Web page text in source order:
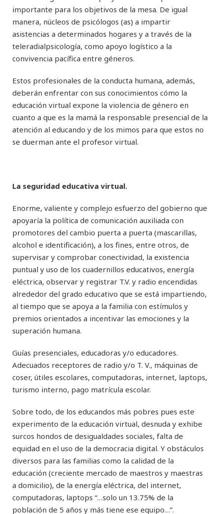
importante para los objetivos de la mesa. De igual
manera, núcleos de psicólogos (as) a impartir
asistencias a determinados hogares y a través de la
teleradialpsicología, como apoyo logístico a la
convivencia pacífica entre géneros.
Estos profesionales de la conducta humana, además,
deberán enfrentar con sus conocimientos cómo la
educación virtual expone la violencia de género en
cuanto a que es la mamá la responsable presencial de la
atención al educando y de los mimos para que estos no
se duerman ante el profesor virtual.
La seguridad educativa virtual.
Enorme, valiente y complejo esfuerzo del gobierno que
apoyaría la política de comunicación auxiliada con
promotores del cambio puerta a puerta (mascarillas,
alcohol e identificación), a los fines, entre otros, de
supervisar y comprobar conectividad, la existencia
puntual y uso de los cuadernillos educativos, energía
eléctrica, observar y registrar T.V. y radio encendidas
alrededor del grado educativo que se está impartiendo,
al tiempo que se apoya a la familia con estímulos y
premios orientados a incentivar las emociones y la
superación humana.
Guías presenciales, educadoras y/o educadores.
Adecuados receptores de radio y/o T. V., máquinas de
coser, útiles escolares, computadoras, internet, laptops,
turismo interno, pago matrícula escolar.
Sobre todo, de los educandos más pobres pues este
experimento de la educación virtual, desnuda y exhibe
surcos hondos de desigualdades sociales, falta de
equidad en el uso de la democracia digital. Y obstáculos
diversos para las familias como la calidad de la
educación (creciente mercado de maestros y maestras
a domicilio), de la energía eléctrica, del internet,
computadoras, laptops “…solo un 13.75% de la
población de 5 años y más tiene ese equipo…”.